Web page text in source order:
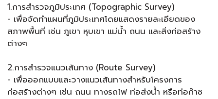
1.การสำรวจภูมิประเทศ (Topographic Survey)
- เพื่อจัดทำแผนที่ภูมิประเทศโดยแสดงรายละเอียดของ
สภาพพื้นที่ เช่น ภูเขา หุบเขา แม่น้ำ ถนน และสิ่งก่อสร้าง
ต่างๆ
2.การสำรวจแนวเส้นทาง (Route Survey)
- เพื่อออกแบบและวางแนวเส้นทางสำหรับโครงการ
ก่อสร้างต่างๆ เช่น ถนน ทางรถไฟ ท่อส่งน้ำ หรือท่อก๊าซ